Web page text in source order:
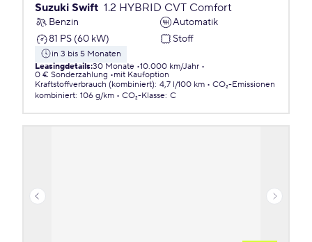
Suzuki Swift 1.2 HYBRID CVT Comfort
Benzin
Automatik
81 PS (60 kW)
Stoff
in 3 bis 5 Monaten
Leasingdetails:30 Monate 10.000 km/Jahr
0 € Sonderzahlung
mit Kaufoption
Kraftstoffverbrauch (kombiniert): 4,7 l/100 km
CO₂-Emissionen
kombiniert: 106 g/km CO₂-Klasse: C